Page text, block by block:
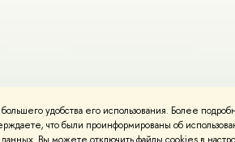
удобства его использования. Более
что были проинформированы об
и контакты Карта сайта